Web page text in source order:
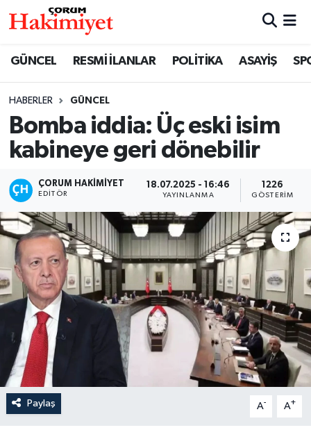
GÜNCEL RESMİ İLANLAR POLİTİKA ASAYİŞ
HABERLER GÜNCEL
Bomba iddia: Üç eski isim
kabineye geri dönebilir
ÇORUM HAKIMIYET
EDITÖR
18.07.2025 - 16:46
YAYINLANMA
1226
GÖSTERIM
Paylaş A- A+
SAĞLIK
ASAYİŞ
EKONOMİ
GÜNCEL
AKTÜEL
EĞİTİM
İLÇELER
OTOPARK
TEKNOLOJİ
Nöbetçi Eczaneler
Çorum Namaz Vakitleri
Trafik Durumu
Süper Lig Puan Durumu ve Fikstür
Tüm Manşetler
Son Dakika Haberleri
Haber Arşivi